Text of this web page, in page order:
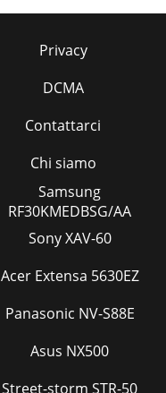
Privacy
DCMA
Contattarci
Chi siamo
Samsung
RF30KMEDBSG/AA
Sony XAV-60
Acer Extensa 5630EZ
Panasonic NV-S88E
Asus NX500
Street-storm STR-50